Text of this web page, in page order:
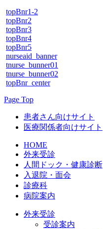
topBnr1-2
topBnr2
topBnr3
topBnr4
topBnr5
nurseaid_banner
tnurse_bunner01
tnurse_bunner02
topBnr_center
Page Top
患者さん向けサイト
医療関係者向けサイト
HOME
外来受診
人間ドック・健康診断
入退院・面会
診療科
病院案内
外来受診
受診案内